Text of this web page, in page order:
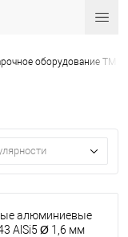
оборудование ТМ
алюминиевые
AlSi5 Ø 1,6 мм